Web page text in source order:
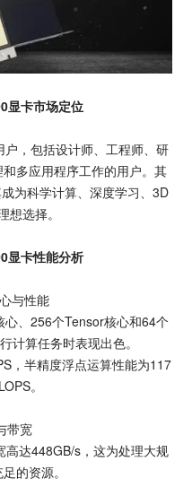
显卡市场定位
，包括设计师、工程师、研
多应用程序工作的用户。其
为科学计算、深度学习、3D
想选择。
显卡性能分析
与性能
、256个Tensor核心和64个
计算任务时表现出色。
，半精度浮点运算性能为117
。
带宽
高达448GB/s，这为处理大规
的资源。